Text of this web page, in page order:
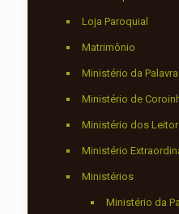
Loja Paroquial
Matrimônio
Ministério da Palavra
Ministério de
Ministério dos
Ministério
Ministérios
Ministério da